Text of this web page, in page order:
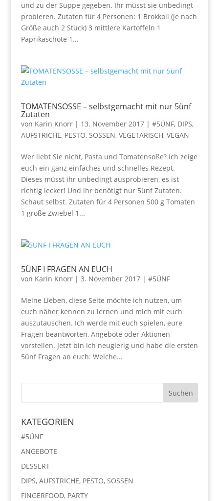
und zu der Suppe gegeben. Ihr müsst sie unbedingt
probieren. Zutaten für 4 Personen: 1 Brokkoli (je nach
Größe auch 2 Stück) 3 mittlere Kartoffeln 1
Paprikaschote 1...
TOMATENSOSSE – selbstgemacht mit nur 5ünf
Zutaten
von Karin Knorr| 13. November 2017| #5ÜNF, DIPS,
AUFSTRICHE, PESTO, SOSSEN, VEGETARISCH, VEGAN
Wer liebt Sie nicht, Pasta und Tomatensoße? Ich zeige
euch ein ganz einfaches und schnelles Rezept.
Dieses müsst ihr unbedingt ausprobieren, es ist
richtig lecker! Und ihr benötigt nur 5ünf Zutaten.
Schaut selbst. Zutaten für 4 Personen 500 g Tomaten
1 große Zwiebel 1...
5ÜNF I FRAGEN AN EUCH
von Karin Knorr| 3. November 2017| #5ÜNF
Meine Lieben, diese Seite möchte ich nutzen, um
euch näher kennen zu lernen und mich mit euch
auszutauschen. Ich werde mit euch spielen, eure
Fragen beantworten, Angebote oder Aktionen
vorstellen. Jetzt bin ich neugierig und habe die ersten
5ünf Fragen an euch: Welche...
KATEGORIEN
#5ÜNF
ANGEBOTE
DESSERT
DIPS, AUFSTRICHE, PESTO, SOSSEN
FINGERFOOD, PARTY